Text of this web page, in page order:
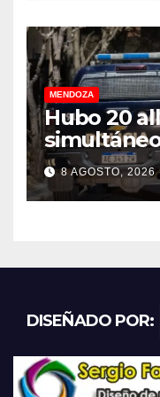
MENDOZA
Hubo 20
frontera
Godoy
8 AGOSTO, 2026
DISEÑADO POR: